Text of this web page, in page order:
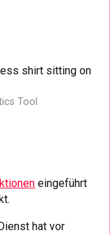
Tool
eingeführt
hat vor